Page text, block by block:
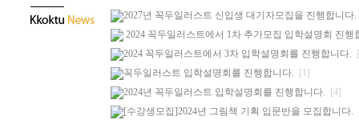
2027년 꼭두일러스트 신입생 대기자모집을 진행합니다.
2024 꼭두일러스트에서 1차 추가모집 입학설명회 진행
2024 꼭두일러스트에서 3차 입학설명회를 진행합니다.
꼭두일러스트 입학설명회를 진행합니다. [1]
2024년 꼭두일러스트 입학설명회를 진행합니다. [4]
[수강생모집]2024년 그림책 기획 입문반을 모집합니다.